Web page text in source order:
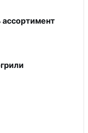
ассортимент